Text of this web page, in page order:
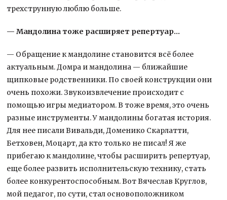
трехструнную люблю больше.
— Мандолина тоже расширяет репертуар…
— Обращение к мандолине становится всё более
актуальным. Домра и мандолина — ближайшие
щипковые родственники. По своей конструкции они
очень похожи. Звукоизвлечение происходит с
помощью игры медиатором. В тоже время, это очень
разные инструменты. У мандолины богатая история.
Для нее писали Вивальди, Доменико Скарлатти,
Бетховен, Моцарт, да кто только не писал! Я же
прибегаю к мандолине, чтобы расширить репертуар,
еще более развить исполнительскую технику, стать
более конкурентоспособным. Вот Вячеслав Круглов,
мой педагог, по сути, стал основоположником